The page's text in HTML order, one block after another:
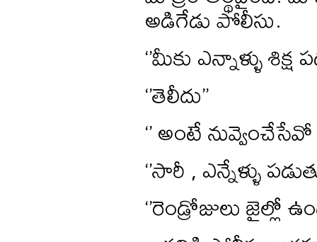
అడిగేడు పోలీసు.
‘’మీకు ఎన్నాళ్ళు శిక్ష
‘’తెలీదు’’
‘’ అంటే
‘’సారీ , ఎన్నేళ్ళు
‘’రెండ్రోజులు జైల్లో